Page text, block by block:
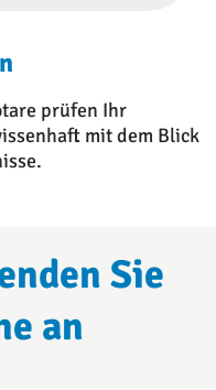
prüfen Ihr
mit dem Blick
Sie
an